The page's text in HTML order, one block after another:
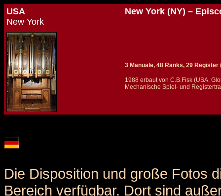
USA
New York
New York (NY) –
3 Manuale, 48 Ranks, 29 Register
1988 erbaut von C.B.Fisk (USA,
Mechanische Spiel- und
Die Disposition und große Fotos
Bereich verfügbar. Dort sind